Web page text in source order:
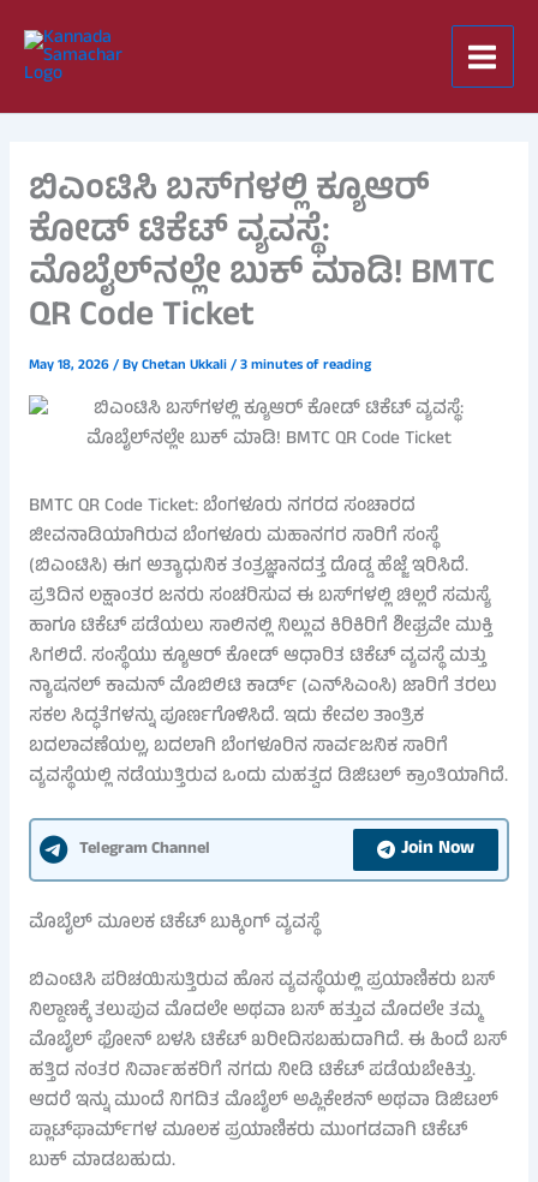
content
ಬಿಎಂಟಿಸಿ ಬಸ್‌ಗಳಲ್ಲಿ ಕ್ಯೂಆರ್
ಕೋಡ್ ಟಿಕೆಟ್ ವ್ಯವಸ್ಥೆ:
ಮೊಬೈಲ್‌ನಲ್ಲೇ ಬುಕ್ ಮಾಡಿ! BMTC
QR Code Ticket
May 18, 2026/ ByChetan Ukkali/3 minutes of reading
BMTC QR Code Ticket: ಬೆಂಗಳೂರು ನಗರದ ಸಂಚಾರದ
ಜೀವನಾಡಿಯಾಗಿರುವ ಬೆಂಗಳೂರು ಮಹಾನಗರ ಸಾರಿಗೆ ಸಂಸ್ಥೆ
(ಬಿಎಂಟಿಸಿ) ಈಗ ಅತ್ಯಾಧುನಿಕ ತಂತ್ರಜ್ಞಾನದತ್ತ ದೊಡ್ಡ ಹೆಜ್ಜೆ ಇರಿಸಿದೆ.
ಪ್ರತಿದಿನ ಲಕ್ಷಾಂತರ ಜನರು ಸಂಚರಿಸುವ ಈ ಬಸ್‌ಗಳಲ್ಲಿ ಚಿಲ್ಲರೆ ಸಮಸ್ಯೆ
ಹಾಗೂ ಟಿಕೆಟ್ ಪಡೆಯಲು ಸಾಲಿನಲ್ಲಿ ನಿಲ್ಲುವ ಕಿರಿಕಿರಿಗೆ ಶೀಘ್ರವೇ ಮುಕ್ತಿ
ಸಿಗಲಿದೆ. ಸಂಸ್ಥೆಯು ಕ್ಯೂಆರ್ ಕೋಡ್ ಆಧಾರಿತ ಟಿಕೆಟ್ ವ್ಯವಸ್ಥೆ ಮತ್ತು
ನ್ಯಾಷನಲ್ ಕಾಮನ್ ಮೊಬಿಲಿಟಿ ಕಾರ್ಡ್ (ಎನ್‌ಸಿಎಂಸಿ) ಜಾರಿಗೆ ತರಲು
ಸಕಲ ಸಿದ್ಧತೆಗಳನ್ನು ಪೂರ್ಣಗೊಳಿಸಿದೆ. ಇದು ಕೇವಲ ತಾಂತ್ರಿಕ
ಬದಲಾವಣೆಯಲ್ಲ, ಬದಲಾಗಿ ಬೆಂಗಳೂರಿನ ಸಾರ್ವಜನಿಕ ಸಾರಿಗೆ
ವ್ಯವಸ್ಥೆಯಲ್ಲಿ ನಡೆಯುತ್ತಿರುವ ಒಂದು ಮಹತ್ವದ ಡಿಜಿಟಲ್ ಕ್ರಾಂತಿಯಾಗಿದೆ.
Telegram Channel Join Now
ಮೊಬೈಲ್ ಮೂಲಕ ಟಿಕೆಟ್ ಬುಕ್ಕಿಂಗ್ ವ್ಯವಸ್ಥೆ
ಬಿಎಂಟಿಸಿ ಪರಿಚಯಿಸುತ್ತಿರುವ ಹೊಸ ವ್ಯವಸ್ಥೆಯಲ್ಲಿ ಪ್ರಯಾಣಿಕರು ಬಸ್
ನಿಲ್ದಾಣಕ್ಕೆ ತಲುಪುವ ಮೊದಲೇ ಅಥವಾ ಬಸ್ ಹತ್ತುವ ಮೊದಲೇ ತಮ್ಮ
ಮೊಬೈಲ್ ಫೋನ್ ಬಳಸಿ ಟಿಕೆಟ್ ಖರೀದಿಸಬಹುದಾಗಿದೆ. ಈ ಹಿಂದೆ ಬಸ್
ಹತ್ತಿದ ನಂತರ ನಿರ್ವಾಹಕರಿಗೆ ನಗದು ನೀಡಿ ಟಿಕೆಟ್ ಪಡೆಯಬೇಕಿತ್ತು.
ಆದರೆ ಇನ್ನು ಮುಂದೆ ನಿಗದಿತ ಮೊಬೈಲ್ ಅಪ್ಲಿಕೇಶನ್ ಅಥವಾ ಡಿಜಿಟಲ್
ಪ್ಲಾಟ್‌ಫಾರ್ಮ್‌ಗಳ ಮೂಲಕ ಪ್ರಯಾಣಿಕರು ಮುಂಗಡವಾಗಿ ಟಿಕೆಟ್
ಬುಕ್ ಮಾಡಬಹುದು.